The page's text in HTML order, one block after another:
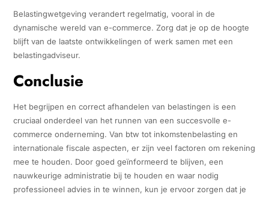
Belastingwetgeving verandert regelmatig, vooral in de
dynamische wereld van e-commerce. Zorg dat je op de hoogte
blijft van de laatste ontwikkelingen of werk samen met een
belastingadviseur.
Conclusie
Het begrijpen en correct afhandelen van belastingen is een
cruciaal onderdeel van het runnen van een succesvolle e-
commerce onderneming. Van btw tot inkomstenbelasting en
internationale fiscale aspecten, er zijn veel factoren om rekening
mee te houden. Door goed geïnformeerd te blijven, een
nauwkeurige administratie bij te houden en waar nodig
professioneel advies in te winnen, kun je ervoor zorgen dat je